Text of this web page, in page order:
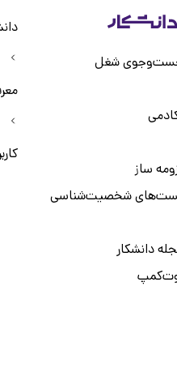
شغل
ساز
شخصیت‌شناسی
دانشکار